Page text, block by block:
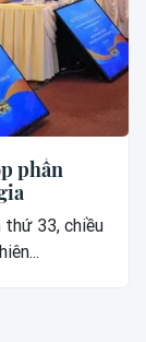
phần
thứ 33, chiều